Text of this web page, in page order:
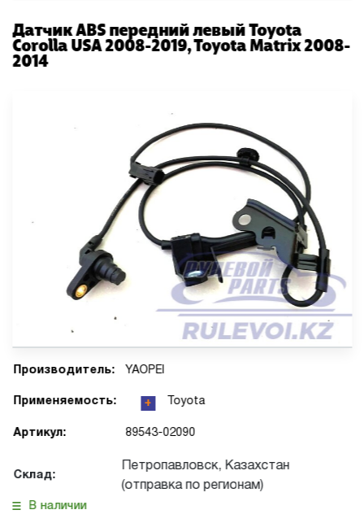
Датчик ABS передний левый Toyota
Corolla USA 2008-2019, Toyota Matrix 2008-
2014
Производитель: YAOPEI
Применяемость: Toyota
+
Артикул: 89543-02090
Склад:
Петропавловск, Казахстан
(отправка по регионам)
В наличии